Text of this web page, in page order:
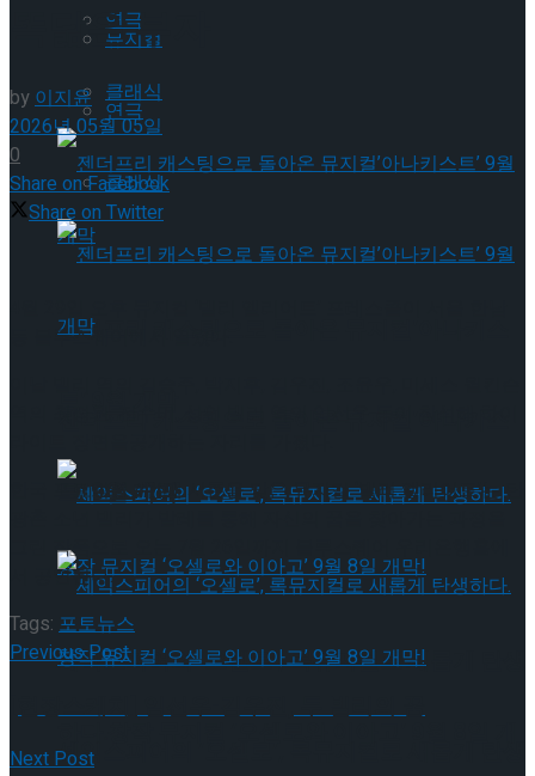
연극
클래식
젠더프리 캐스팅으로 돌아온 뮤지컬’아나키스
셰익스피어의 ‘오셀로’, 록뮤지컬로 새롭게 탄생
뮤지컬
연극
클래식
트’ 9월 개막
셰익스피어의 ‘오셀로’, 록뮤지컬로 새롭게 탄생
똑닮은 부자
by이지윤
2026년 05월 05일
0
Share on Facebook
Share on Twitter
동 블루스퀘어에서 열렸다.
한국 프로덕션 4번째 시즌을 맞은 뮤지컬 ‘빌리 엘리어트’는 탄
그린 작품으로 오는 7월 26일까지 블루스퀘어 우리은행홀에
서 공연된다.
Tags: 포토뉴스
Previous Post
Next Post